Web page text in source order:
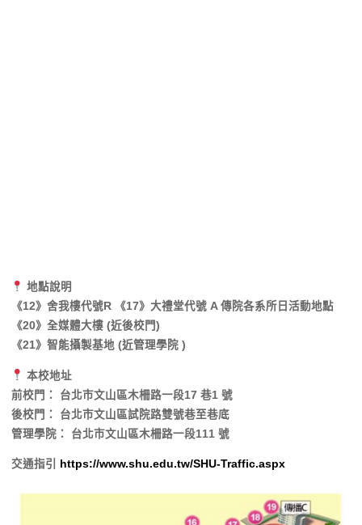
地點說明
《12》舍我樓代號R 《17》大禮堂代號 A 傳院各系所日活動地點
《20》全媒體大樓 (近後校門)
《21》智能攝製基地 (近管理學院 )
本校地址
前校門： 台北市文山區木柵路一段17 巷1 號
後校門： 台北市文山區試院路雙號巷至巷底
管理學院： 台北市文山區木柵路一段111 號
交通指引 https://www.shu.edu.tw/SHU-Traffic.aspx